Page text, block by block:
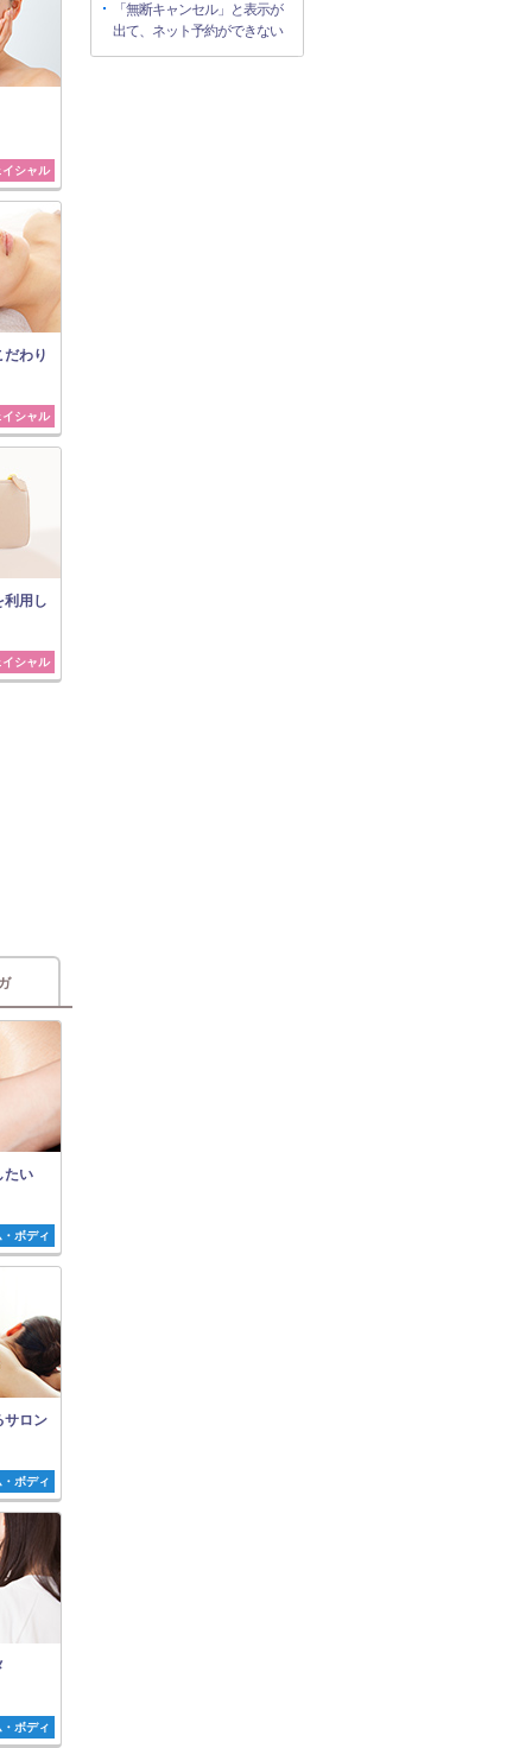
イシャル
わり
イシャル
利用し
イシャル
たい
ボディ
サロン
ボディ
ボディ
「無断キャンセル」と表示が
出て、ネット予約ができない